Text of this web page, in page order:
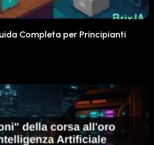
Completa per Principianti